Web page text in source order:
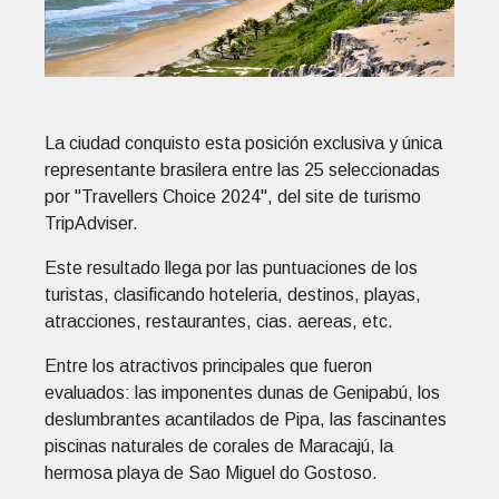
La ciudad conquisto esta posición exclusiva y única
representante brasilera entre las 25 seleccionadas
por "Travellers Choice 2024", del site de turismo
TripAdviser.
Este resultado llega por las puntuaciones de los
turistas, clasificando hoteleria, destinos, playas,
atracciones, restaurantes, cias. aereas, etc.
Entre los atractivos principales que fueron
evaluados: las imponentes dunas de Genipabú, los
deslumbrantes acantilados de Pipa, las fascinantes
piscinas naturales de corales de Maracajú, la
hermosa playa de Sao Miguel do Gostoso.